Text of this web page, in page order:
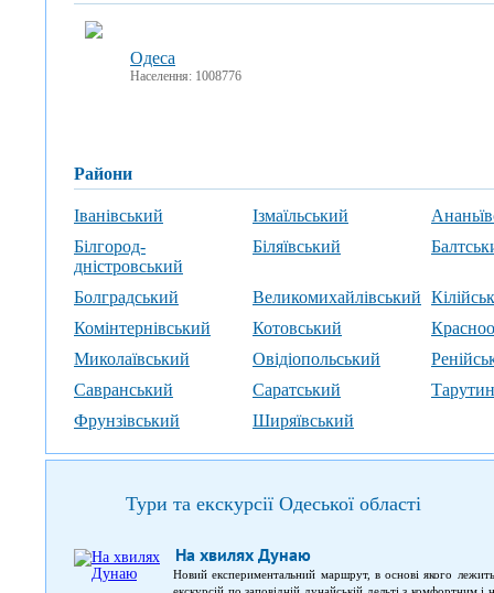
Одеса
Населення: 1008776
райони
Іванівський Ізмаїльський
Білгород-
дністровський
Біляївський
Болградський Великомихайлівський
Комінтернівський
Котовський
Миколаївський
Овідіопольський
Савранський
Саратський
Фрунзівський
Ширяївський
Тури та екскурсії Одеської області
На хвилях Дунаю
Новий експериментальний маршрут, в основі якого
екскурсій по заповідній дунайській дельті з